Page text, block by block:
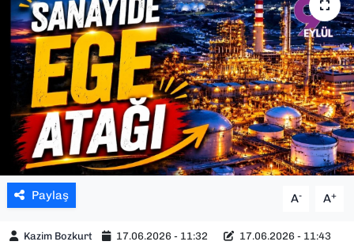
Paylaş A- A+
Kazim Bozkurt 17.06.2026 - 11:32 17.06.2026 - 11:43
YEREL YÖNETİMLER